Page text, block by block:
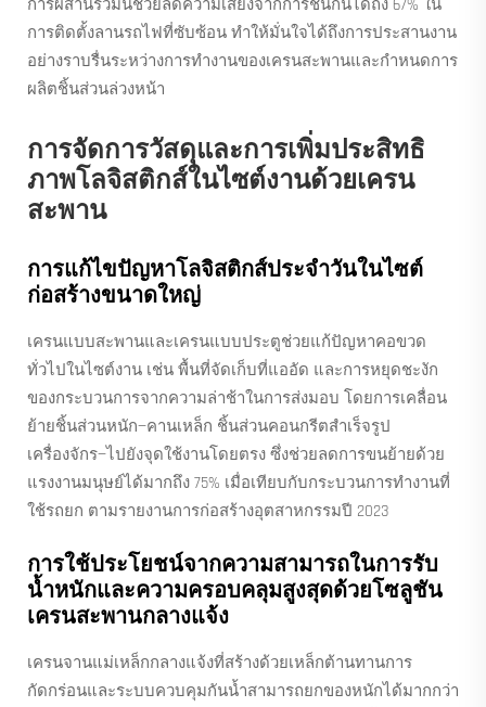
การผสานรวมนี้ช่วยลดความเสี่ยงจากการชนกันได้ถึง 67% ใน
การติดตั้งลานรถไฟที่ซับซ้อน ทำให้มั่นใจได้ถึงการประสานงาน
อย่างราบรื่นระหว่างการทำงานของเครนสะพานและกำหนดการ
ผลิตชิ้นส่วนล่วงหน้า
การจัดการวัสดุและการเพิ่มประสิทธิ
ภาพโลจิสติกส์ในไซต์งานด้วยเครน
สะพาน
การแก้ไขปัญหาโลจิสติกส์ประจำวันในไซต์
ก่อสร้างขนาดใหญ่
เครนแบบสะพานและเครนแบบประตูช่วยแก้ปัญหาคอขวด
ทั่วไปในไซต์งาน เช่น พื้นที่จัดเก็บที่แออัด และการหยุดชะงัก
ของกระบวนการจากความล่าช้าในการส่งมอบ โดยการเคลื่อน
ย้ายชิ้นส่วนหนัก—คานเหล็ก ชิ้นส่วนคอนกรีตสำเร็จรูป
เครื่องจักร—ไปยังจุดใช้งานโดยตรง ซึ่งช่วยลดการขนย้ายด้วย
แรงงานมนุษย์ได้มากถึง 75% เมื่อเทียบกับกระบวนการทำงานที่
ใช้รถยก ตามรายงานการก่อสร้างอุตสาหกรรมปี 2023
การใช้ประโยชน์จากความสามารถในการรับ
น้ำหนักและความครอบคลุมสูงสุดด้วยโซลูชัน
เครนสะพานกลางแจ้ง
เครนจานแม่เหล็กกลางแจ้งที่สร้างด้วยเหล็กต้านทานการ
กัดกร่อนและระบบควบคุมกันน้ำสามารถยกของหนักได้มากกว่า